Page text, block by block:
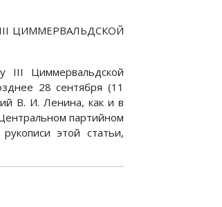
ЦИММЕРВАЛЬДСКОЙ
III Циммервальдской
28 сентября (11
В. И. Ленина, как и в
партийном
этой статьи,